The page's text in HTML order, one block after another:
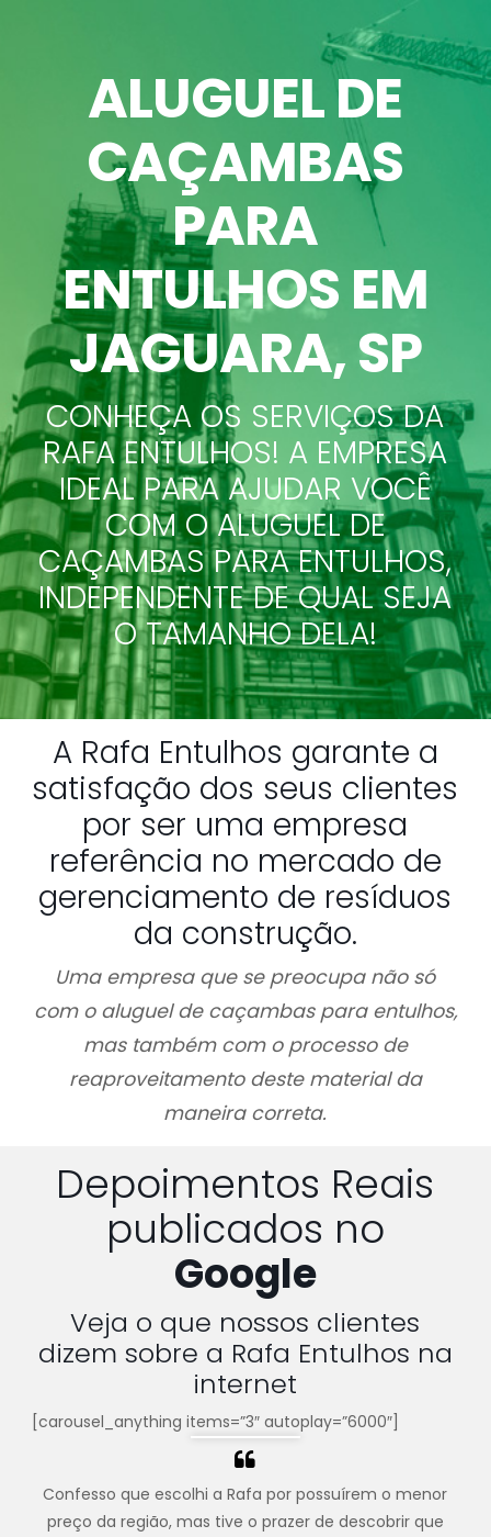
ALUGUEL DE
CAÇAMBAS
PARA
ENTULHOS EM
JAGUARA, SP
CONHEÇA OS SERVIÇOS DA
RAFA ENTULHOS! A EMPRESA
IDEAL PARA AJUDAR VOCÊ
COM O ALUGUEL DE
CAÇAMBAS PARA ENTULHOS,
INDEPENDENTE DE QUAL SEJA
O TAMANHO DELA!
A Rafa Entulhos garante a
satisfação dos seus clientes
por ser uma empresa
referência no mercado de
gerenciamento de resíduos
da construção.
Uma empresa que se preocupa não só
com o aluguel de caçambas para entulhos,
mas também com o processo de
reaproveitamento deste material da
maneira correta.
Depoimentos Reais
publicados no
Google
Veja o que nossos clientes
dizem sobre a Rafa Entulhos na
internet
[carousel_anything items=”3″ autoplay=”6000″]
Confesso que escolhi a Rafa por possuírem o menor
preço da região, mas tive o prazer de descobrir que